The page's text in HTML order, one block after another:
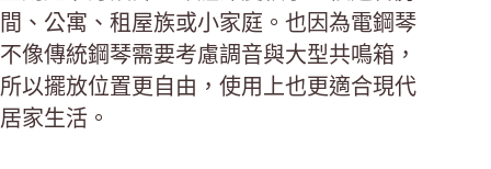
間、公寓、租屋族或小家庭。也因為電鋼琴
不像傳統鋼琴需要考慮調音與大型共鳴箱，
所以擺放位置更自由，使用上也更適合現代
居家生活。